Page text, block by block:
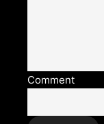
Comment